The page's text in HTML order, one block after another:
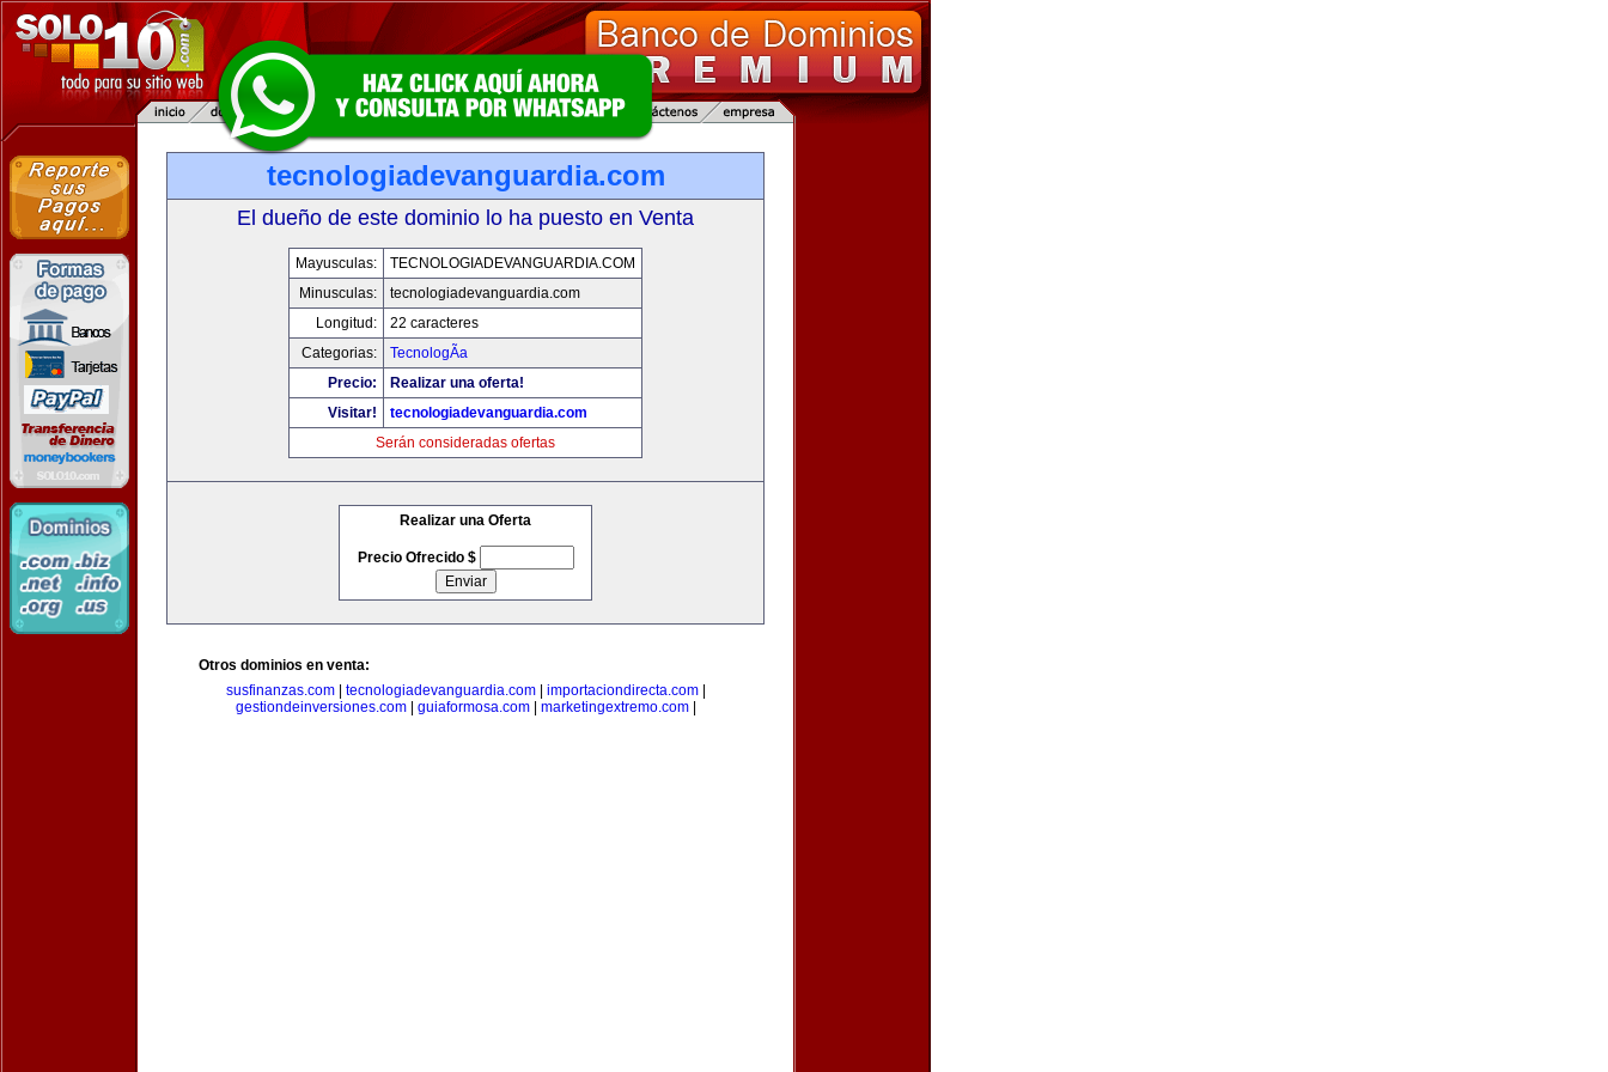
tecnologiadevanguardia.com
El dueño de este dominio lo ha puesto en Venta
Mayusculas:
TECNOLOGIADEVANGUARDIA.COM
Minusculas:
tecnologiadevanguardia.com
Longitud:
22 caracteres
Categorias:
TecnologÃ­a
Precio:
Realizar una oferta!
Visitar!
tecnologiadevanguardia.com
Serán consideradas ofertas
Realizar una Oferta
Precio Ofrecido $
Otros dominios en venta:
susfinanzas.com| tecnologiadevanguardia.com| importaciondirecta.com|
gestiondeinversiones.com| guiaformosa.com| marketingextremo.com|